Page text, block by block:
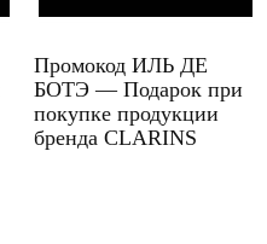
Промокод ИЛЬ ДЕ
БОТЭ — Подарок при
покупке продукции
бренда CLARINS